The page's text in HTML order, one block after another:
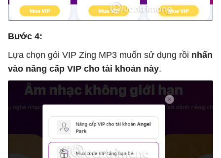
Bước 4:
Lựa chọn gói VIP Zing MP3 muốn sử dụng rồi nhấn
vào nâng cấp VIP cho tài khoản này.